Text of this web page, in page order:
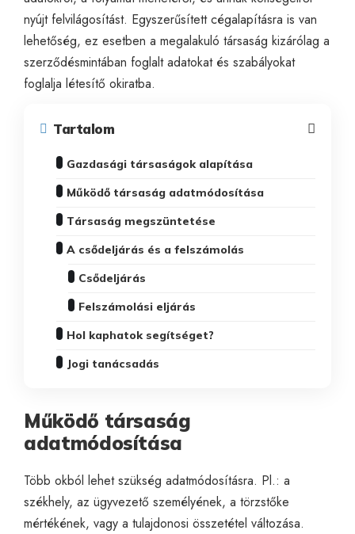
nyújt felvilágosítást. Egyszerűsített cégalapításra is van
lehetőség, ez esetben a megalakuló társaság kizárólag a
szerződésmintában foglalt adatokat és szabályokat
foglalja létesítő okiratba.
Tartalom
Gazdasági társaságok alapítása
Működő társaság adatmódosítása
Társaság megszüntetése
A csődeljárás és a felszámolás
Csődeljárás
Felszámolási eljárás
Hol kaphatok segítséget?
Jogi tanácsadás
Működő társaság
adatmódosítása
Több okból lehet szükség adatmódosításra. Pl.: a
székhely, az ügyvezető személyének, a törzstőke
mértékének, vagy a tulajdonosi összetétel változása.